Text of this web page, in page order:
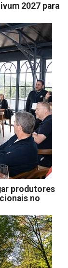
2027 para
produtores
no